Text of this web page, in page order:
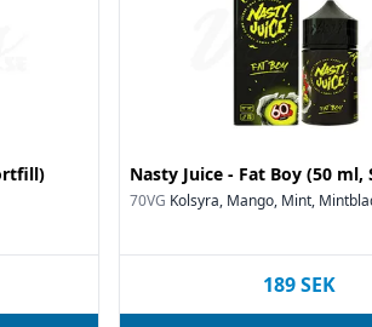
Nasty Juice - Fat Boy (50
70VG Kolsyra, Mango, Mint,
189SEK